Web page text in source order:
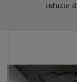
infuzie